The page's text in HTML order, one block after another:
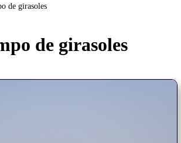
de girasoles
de girasoles